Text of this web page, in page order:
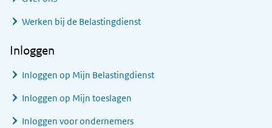
Werken bij de Belastingdienst
Inloggen
Inloggen op Mijn Belastingdienst
Inloggen op Mijn toeslagen
Inloggen voor ondernemers